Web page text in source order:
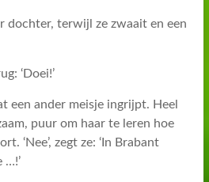
dochter, terwijl ze zwaait en een
‘Doei!’
een ander meisje ingrijpt. Heel
puur om haar te leren hoe
‘Nee’, zegt ze: ‘In Brabant
…!’